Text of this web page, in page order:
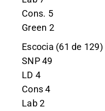
Cons. 5
Green 2
Escocia (61 de 129)
SNP 49
LD 4
Cons 4
Lab 2